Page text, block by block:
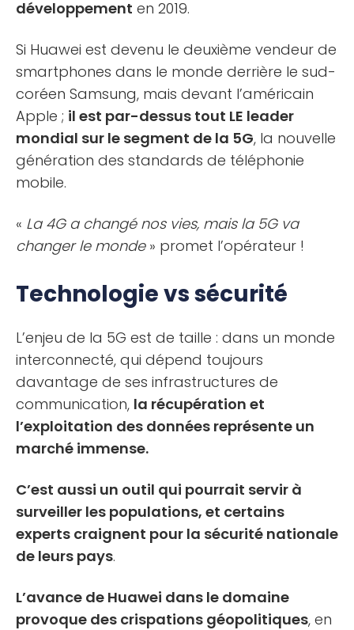
développement en 2019.
Si Huawei est devenu le deuxième vendeur de
smartphones dans le monde derrière le sud-
coréen Samsung, mais devant l’américain
Apple ; il est par-dessus tout LE leader
mondial sur le segment de la 5G, la nouvelle
génération des standards de téléphonie
mobile.
« La 4G a changé nos vies, mais la 5G va
changer le monde» promet l’opérateur !
Technologie vs sécurité
L’enjeu de la 5G est de taille : dans un monde
interconnecté, qui dépend toujours
davantage de ses infrastructures de
communication, la récupération et
l’exploitation des données représente un
marché immense.
C’est aussi un outil qui pourrait servir à
surveiller les populations, et certains
experts craignent pour la sécurité nationale
de leurs pays.
L’avance de Huawei dans le domaine
provoque des crispations géopolitiques, en